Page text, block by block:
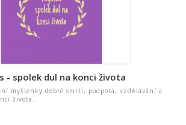
- spolek dul na konci života
myšlenky dobré smrti, podpora, vzdělávání a
života.